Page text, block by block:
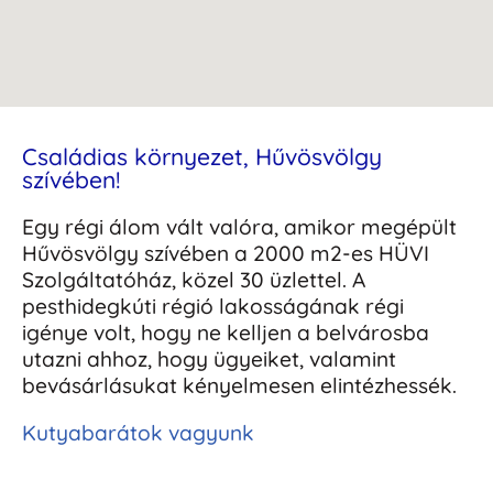
Családias környezet, Hűvösvölgy
szívében!
Egy régi álom vált valóra, amikor megépült
Hűvösvölgy szívében a 2000 m2-es HÜVI
Szolgáltatóház, közel 30 üzlettel. A
pesthidegkúti régió lakosságának régi
igénye volt, hogy ne kelljen a belvárosba
utazni ahhoz, hogy ügyeiket, valamint
bevásárlásukat kényelmesen elintézhessék.
Kutyabarátok vagyunk